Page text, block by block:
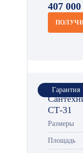
407
Гарантия
СТ-31
Размеры
Площадь